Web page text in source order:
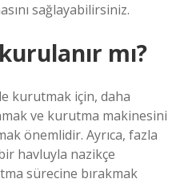
sağlayabilirsiniz.
mı?
kurutmak için, daha
ve kurutma makinesini
önemlidir. Ayrıca, fazla
havluyla nazikçe
sürecine bırakmak